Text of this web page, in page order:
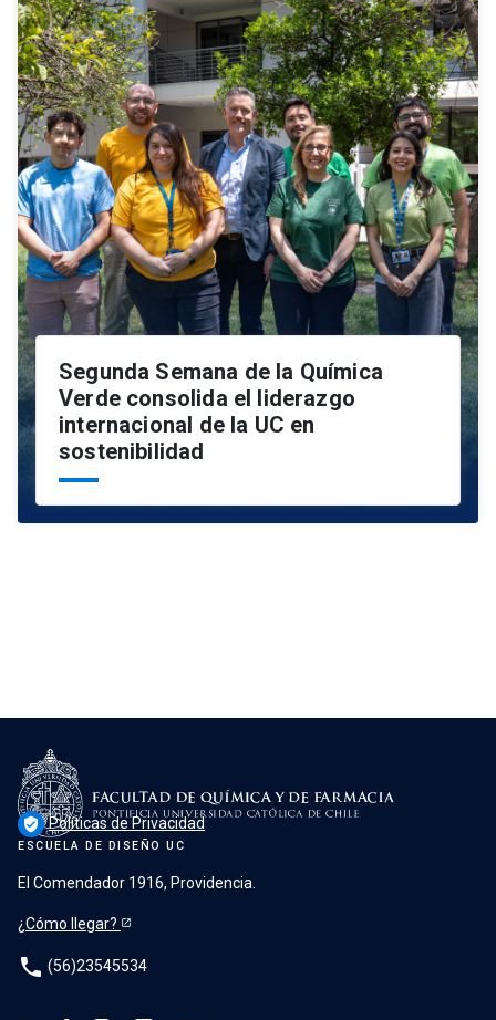
Segunda Semana de la Química
Verde consolida el liderazgo
internacional de la UC en
sostenibilidad
verified_user Políticas de Privacidad
ESCUELA DE DISEÑO UC
El Comendador 1916, Providencia.
¿Cómo llegar?
phone (56)23545534